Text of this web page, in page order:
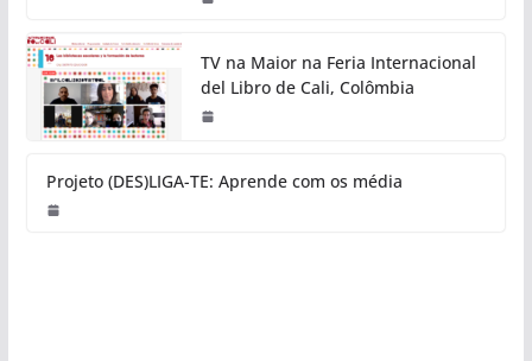
TV na Maior na Feria Internacional
del Libro de Cali, Colômbia
Projeto (DES)LIGA-TE: Aprende com os média